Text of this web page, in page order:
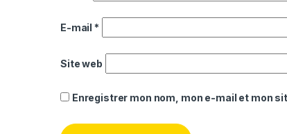
E-mail *
Site web
Enregistrer mon nom, mon e-mail et mon